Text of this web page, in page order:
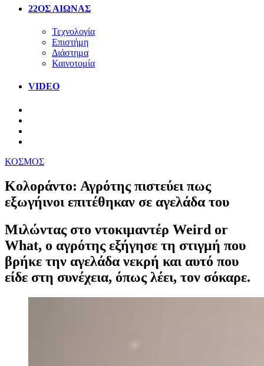
22ΟΣ ΑΙΩΝΑΣ
Τεχνολογία
Επιστήμη
Διάστημα
Καινοτομία
VIDEO
ΚΟΣΜΟΣ
Κολοράντο: Αγρότης πιστεύει πως
εξωγήινοι επιτέθηκαν σε αγελάδα του
Μιλώντας στο ντοκιμαντέρ Weird or
What, ο αγρότης εξήγησε τη στιγμή που
βρήκε την αγελάδα νεκρή και αυτό που
είδε στη συνέχεια, όπως λέει, τον σόκαρε.